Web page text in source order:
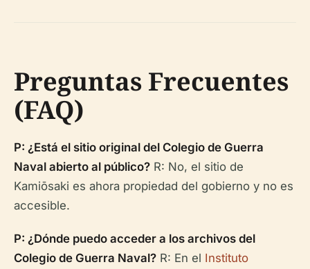
Preguntas Frecuentes
(FAQ)
P: ¿Está el sitio original del Colegio de Guerra
Naval abierto al público? R: No, el sitio de
Kamiōsaki es ahora propiedad del gobierno y no es
accesible.
P: ¿Dónde puedo acceder a los archivos del
Colegio de Guerra Naval? R: En el Instituto